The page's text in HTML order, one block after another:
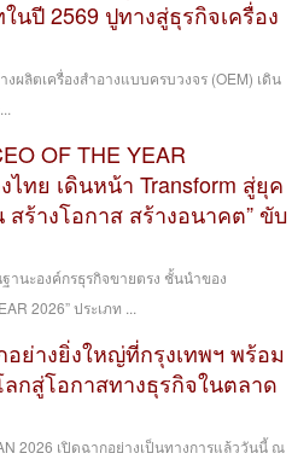
นปี 2569 ปูทางสู่ธุรกิจเครื่อง
ลิตเครื่องสำอางแบบครบวงจร (OEM) เดิน
OF THE YEAR
ทย เดินหน้า Transform สู่ยุค
สร้างโอกาส สร้างอนาคต” ขับ
านะองค์กรธุรกิจขายตรง ชั้นนำของ
2026” ประเภท ...
อย่างยิ่งใหญ่ที่กรุงเทพฯ พร้อม
กสู่โอกาสทางธุรกิจในตลาด
2026 เปิดฉากอย่างเป็นทางการแล้ววันนี้ ณ